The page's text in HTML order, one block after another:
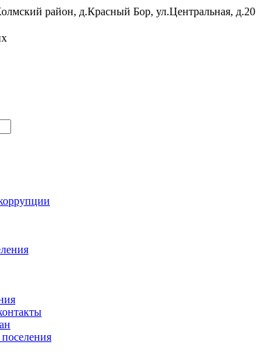
район, д.Красный Бор, ул.Центральная, д.20